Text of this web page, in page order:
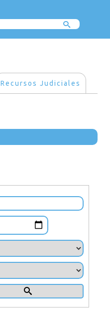
Recursos Judiciales